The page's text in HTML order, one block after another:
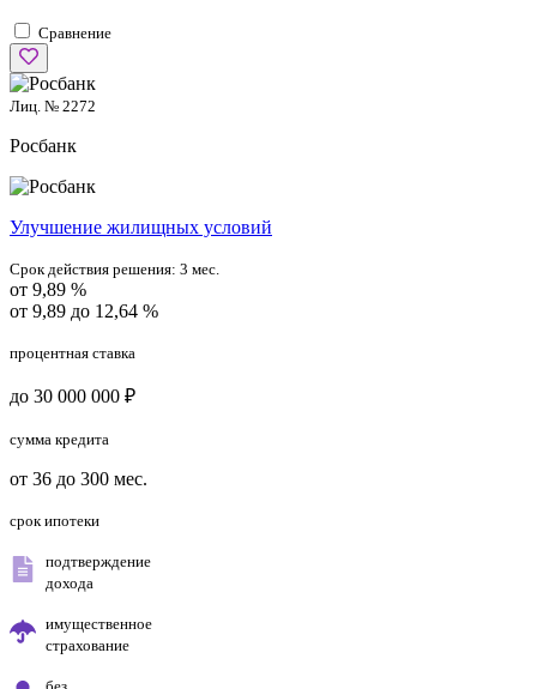
Сравнение
Лиц. № 2272
Росбанк
Улучшение жилищных условий
Срок действия решения: 3 мес.
от 9,89 %
от 9,89 до 12,64 %
процентная ставка
до 30 000 000 ₽
сумма кредита
от 36 до 300 мес.
срок ипотеки
подтверждение
дохода
имущественное
страхование